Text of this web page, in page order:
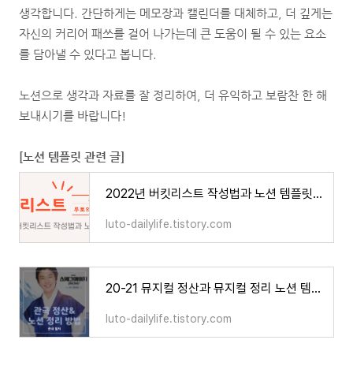
생각합니다. 간단하게는 메모장과 캘린더를 대체하고, 더 깊게는
자신의 커리어 패쓰를 걸어 나가는데 큰 도움이 될 수 있는 요소
를 담아낼 수 있다고 봅니다.
노션으로 생각과 자료를 잘 정리하여, 더 유익하고 보람찬 한 해
보내시기를 바랍니다!
[노션 템플릿 관련 글]
2022년 버킷리스트 작성법과 노션 템플릿 (NOTION 양식 제공)
luto-dailylife.tistory.com
20-21 뮤지컬 정산과 뮤지컬 정리 노션 템플릿 (NOTION 양식 제공)
luto-dailylife.tistory.com